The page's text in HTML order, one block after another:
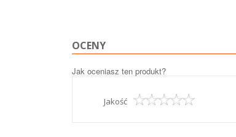
OCENY
Jak oceniasz ten produkt?
Jakość